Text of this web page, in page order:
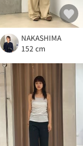
NAKASHIMA
152 cm